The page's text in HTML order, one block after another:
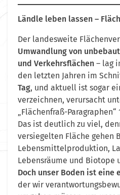
Ländle leben lassen –
Der landesweite
Umwandlung von
und Verkehrsflächen – lag
den letzten Jahren im
Tag, und aktuell ist sogar
verzeichnen, verursacht
„Flächenfraß-
Das ist deutlich zu viel,
versiegelten Fläche gehen
Lebensmittelproduktion,
Lebensräume und Biotope
Doch unser Boden ist eine
der wir